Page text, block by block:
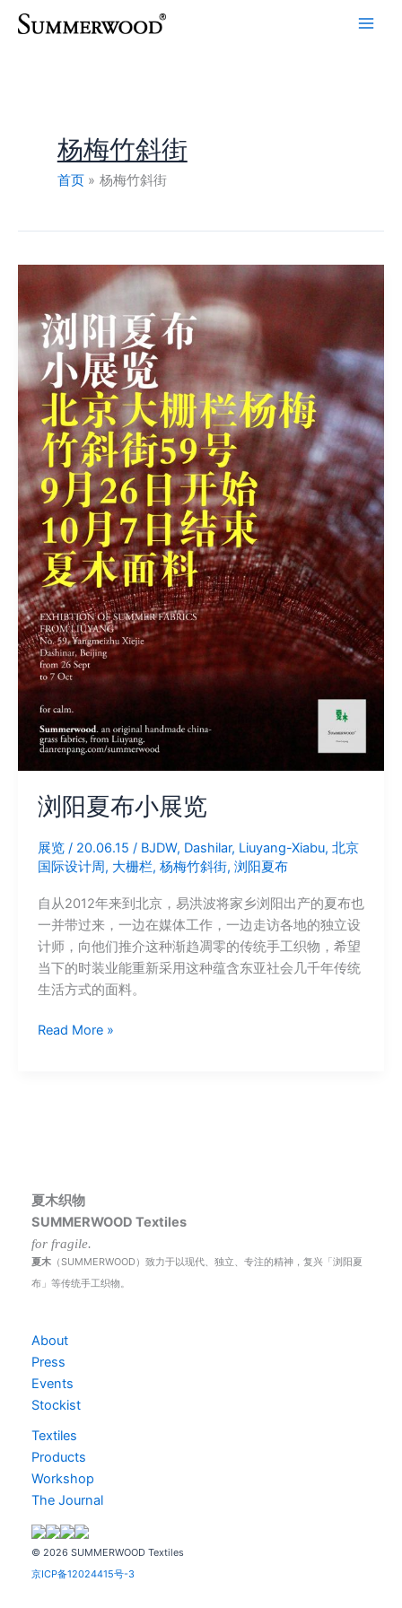
杨梅竹斜街
首页 杨梅竹斜街
浏阳夏布小展览
展览/ 20.06.15 / BJDW, Dashilar, Liuyang-Xiabu, 北京
国际设计周, 大栅栏, 杨梅竹斜街, 浏阳夏布
自从2012年来到北京，易洪波将家乡浏阳出产的夏布也
一并带过来，一边在媒体工作，一边走访各地的独立设
计师，向他们推介这种渐趋凋零的传统手工织物，希望
当下的时装业能重新采用这种蕴含东亚社会几千年传统
生活方式的面料。
浏
Read More »
夏木织物
SUMMERWOOD Textiles
for fragile.
夏木 （SUMMERWOOD）致力于以现代、独立、专注的精神，复兴「浏阳夏
布」等传统手工织物。
About
Press
Events
Stockist
Textiles
Products
Workshop
The Journal
© 2026 SUMMERWOOD Textiles
京ICP备12024415号-3